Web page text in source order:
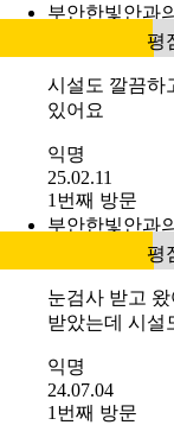
부안한빛안과
평
시설도 깔끔하
있어요
익명
25.02.11
1번째 방문
부안한빛안과
평
눈검사 받고
받았는데 시설
익명
24.07.04
1번째 방문